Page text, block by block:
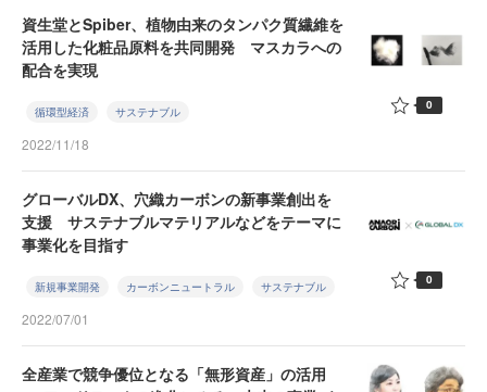
資生堂とSpiber、植物由来のタンパク質繊維を
活用した化粧品原料を共同開発 マスカラへの
配合を実現
循環型経済 サステナブル
2022/11/18
0
グローバルDX、穴織カーボンの新事業創出を
支援 サステナブルマテリアルなどをテーマに
事業化を目指す
新規事業開発 カーボンニュートラル サステナブル
2022/07/01
0
全産業で競争優位となる「無形資産」の活用